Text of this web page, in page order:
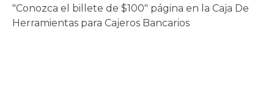
"Conozca el billete de $100" página en la Caja De
Herramientas para Cajeros Bancarios